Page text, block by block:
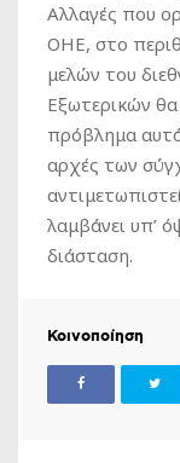
Αλλαγές που
ΟΗΕ, στο
μελών του
Εξωτερικών
πρόβλημα αυτό
αρχές των
λαμβάνει υπ’
διάσταση.
Κοινοποίηση